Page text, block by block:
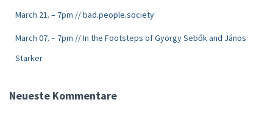
March 21. – 7pm // bad.people.society
March 07. – 7pm // In the Footsteps of György Sebők and János
Starker
Neueste Kommentare